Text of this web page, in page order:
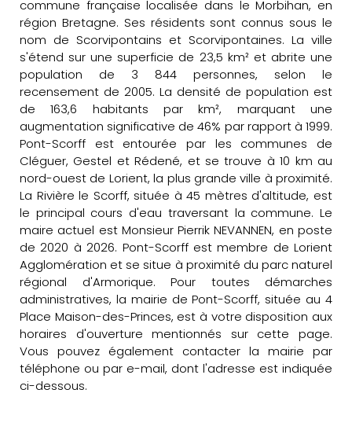
commune française localisée dans le Morbihan, en
région Bretagne. Ses résidents sont connus sous le
nom de Scorvipontains et Scorvipontaines. La ville
s'étend sur une superficie de 23,5 km² et abrite une
population de 3 844 personnes, selon le
recensement de 2005. La densité de population est
de 163,6 habitants par km², marquant une
augmentation significative de 46% par rapport à 1999.
Pont-Scorff est entourée par les communes de
Cléguer, Gestel et Rédené, et se trouve à 10 km au
nord-ouest de Lorient, la plus grande ville à proximité.
La Rivière le Scorff, située à 45 mètres d'altitude, est
le principal cours d'eau traversant la commune. Le
maire actuel est Monsieur Pierrik NEVANNEN, en poste
de 2020 à 2026. Pont-Scorff est membre de Lorient
Agglomération et se situe à proximité du parc naturel
régional d'Armorique. Pour toutes démarches
administratives, la mairie de Pont-Scorff, située au 4
Place Maison-des-Princes, est à votre disposition aux
horaires d'ouverture mentionnés sur cette page.
Vous pouvez également contacter la mairie par
téléphone ou par e-mail, dont l'adresse est indiquée
ci-dessous.